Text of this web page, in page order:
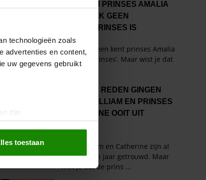
technologieën zoals
advertenties en content,
uw gegevens gebruikt
zijn
te bieden en om ons
toestaan